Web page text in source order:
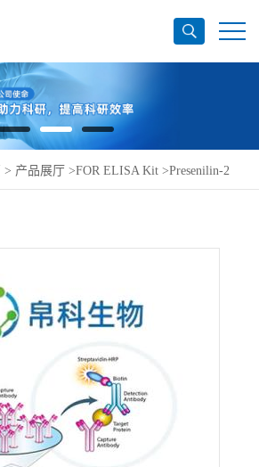
> 产品展厅 >FOR ELISA Kit >Presenilin-2